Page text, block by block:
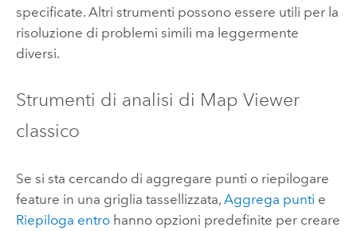
specificate. Altri strumenti possono essere utili per la
risoluzione di problemi simili ma leggermente
diversi.
Strumenti di analisi di Map Viewer
classico
Se si sta cercando di aggregare punti o riepilogare
feature in una griglia tassellizzata, Aggrega punti e
Riepiloga entrohanno opzioni predefinite per creare